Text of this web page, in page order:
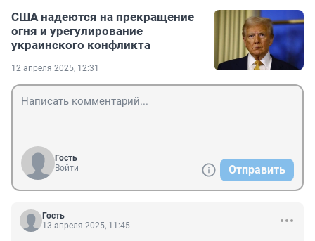
США надеются на прекращение
огня и урегулирование
украинского конфликта
12 апреля 2025, 12:31
Гость
Войти
Отправить
Гость
13 апреля 2025, 11:45